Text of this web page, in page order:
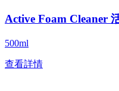
Active Foam Cleaner
500ml
查看詳情